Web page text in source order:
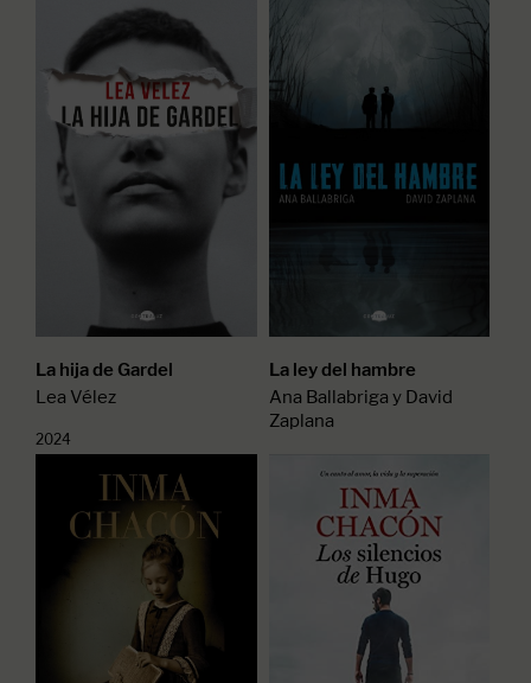
La hija de Gardel
Lea Vélez
2024
La ley del hambre
Ana Ballabriga y David
Zaplana